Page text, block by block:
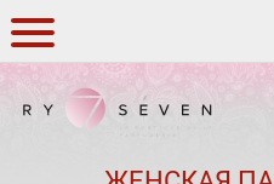
КАК